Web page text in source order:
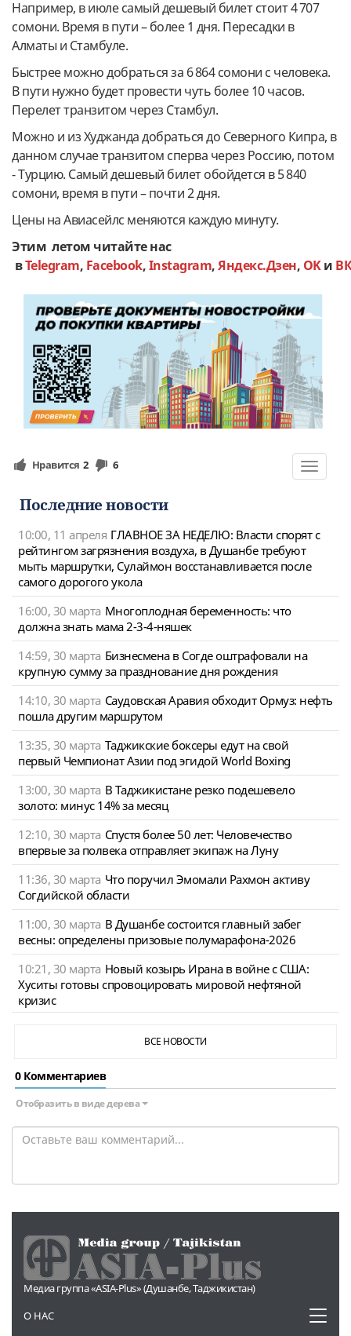
Например, в июле самый дешевый билет стоит 4 707
сомони. Время в пути – более 1 дня. Пересадки в
Алматы и Стамбуле.
Быстрее можно добраться за 6 864 сомони с человека.
В пути нужно будет провести чуть более 10 часов.
Перелет транзитом через Стамбул.
Можно и из Худжанда добраться до Северного Кипра, в
данном случае транзитом сперва через Россию, потом
- Турцию. Самый дешевый билет обойдется в 5 840
сомони, время в пути – почти 2 дня.
Цены на Авиасейлс меняются каждую минуту.
Этим летом читайте нас
вTelegram, Facebook,Instagram,Яндекс.Дзен, OKи ВК
Toggle
Нравится 2 6
Последние новости
10:00, 11 апреля ГЛАВНОЕ ЗА НЕДЕЛЮ: Власти спорят с
рейтингом загрязнения воздуха, в Душанбе требуют
мыть маршрутки, Сулаймон восстанавливается после
самого дорогого укола
16:00, 30 марта Многоплодная беременность: что
должна знать мама 2-3-4-няшек
14:59, 30 марта Бизнесмена в Согде оштрафовали на
крупную сумму за празднование дня рождения
14:10, 30 марта Саудовская Аравия обходит Ормуз: нефть
пошла другим маршрутом
13:35, 30 марта Таджикские боксеры едут на свой
первый Чемпионат Азии под эгидой World Boxing
13:00, 30 марта В Таджикистане резко подешевело
золото: минус 14% за месяц
12:10, 30 марта Спустя более 50 лет: Человечество
впервые за полвека отправляет экипаж на Луну
11:36, 30 марта Что поручил Эмомали Рахмон активу
Согдийской области
11:00, 30 марта В Душанбе состоится главный забег
весны: определены призовые полумарафона-2026
10:21, 30 марта Новый козырь Ирана в войне с США:
Хуситы готовы спровоцировать мировой нефтяной
кризис
ВСЕ НОВОСТИ
0 Комментариев
Отобразить в виде дерева
Медиа группа «ASIA-Plus» (Душанбе, Таджикистан)
О НАС